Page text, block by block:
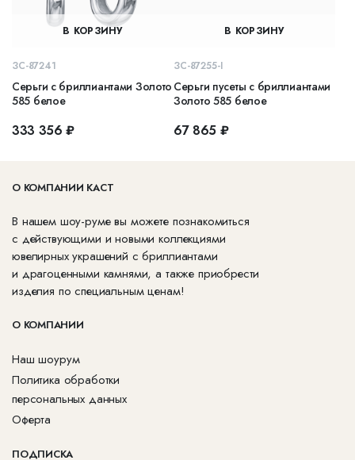
В КОРЗИНУ
ЗС-87241
Серьги с бриллиантами Золото
585 белое
333 356 ₽
В КОРЗИНУ
ЗС-87255-I
Серьги пусеты с бриллиантами
Золото 585 белое
67 865 ₽
О КОМПАНИИ КАСТ
В нашем шоу-руме вы можете познакомиться
с действующими и новыми коллекциями
ювелирных украшений с бриллиантами
и драгоценными камнями, а также приобрести
изделия по специальным ценам!
О КОМПАНИИ
Наш шоурум
Политика обработки
персональных данных
Оферта
ПОДПИСКА